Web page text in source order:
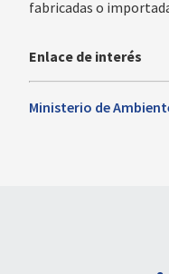
fabricadas o
Enlace de interés
Ministerio de